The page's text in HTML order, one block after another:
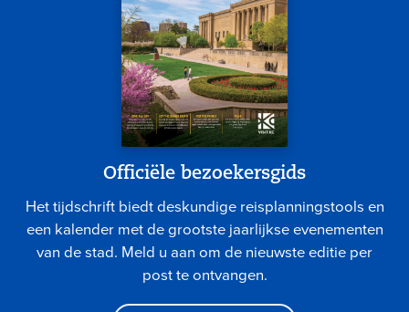
Officiële bezoekersgids
Het tijdschrift biedt deskundige reisplanningstools en
een kalender met de grootste jaarlijkse evenementen
van de stad. Meld u aan om de nieuwste editie per
post te ontvangen.